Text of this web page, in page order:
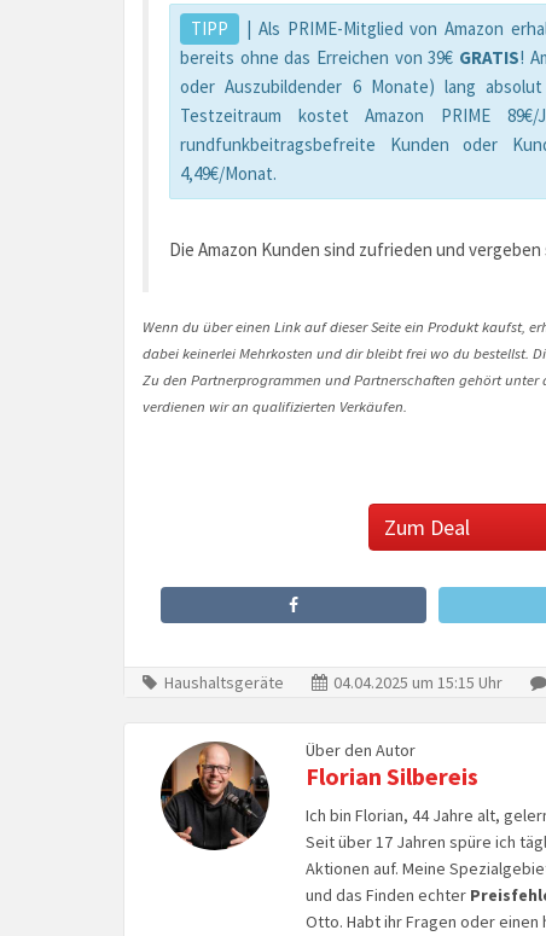
TIPP
| Als PRIME-Mitglied von Amazon
bereits ohne das Erreichen von 39€ GRATIS!
oder Auszubildender 6 Monate) lang
Testzeitraum kostet Amazon PRIME 89€/
rundfunkbeitragsbefreite Kunden oder
4,49€/Monat.
Die Amazon Kunden sind zufrieden und
Wenn du über einen Link auf dieser Seite ein Produkt kaufst,
dabei keinerlei Mehrkosten und dir bleibt frei wo du bestellst.
Zu den Partnerprogrammen und Partnerschaften gehört unter
verdienen wir an qualifizierten Verkäufen.
Zum Deal
Haushaltsgeräte 04.04.2025 um 15:15 Uhr
Über den Autor
Florian Silbereis
Ich bin Florian, 44 Jahre alt,
Seit über 17 Jahren spüre ich
Aktionen auf. Meine
und das Finden echter
Otto. Habt ihr Fragen oder einen